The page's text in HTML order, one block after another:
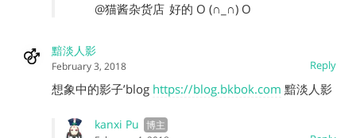
@猫酱杂货店 好的 O (∩_∩) O
黯淡人影
Reply
February 3, 2018
想象中的影子’blog https://blog.bkbok.com 黯淡人影
kanxi Pu